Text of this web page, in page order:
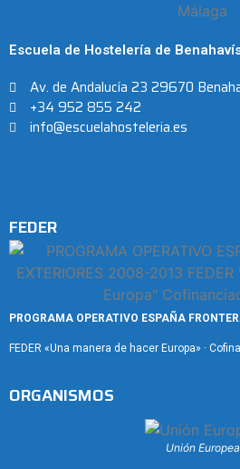
Escuela de Hostelería de
Av. de Andalucía 23 29670
+34 952 855 242
info@escuelahosteleria.es
FEDER
PROGRAMA OPERATIVO ESPAÑA
FEDER «Una manera de hacer Europa» ·
ORGANISMOS
Unión Europea